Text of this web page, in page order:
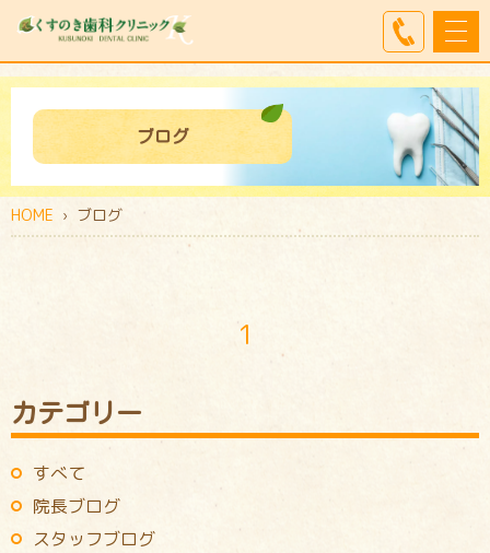
ブログ
HOME › ブログ
1
カテゴリー
すべて
院長ブログ
スタッフブログ